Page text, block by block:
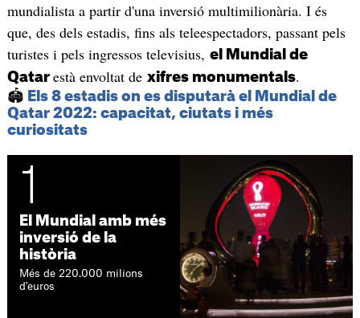
mundialista a partir d'una inversió multimilionària. I és
que, des dels estadis, fins als teleespectadors, passant pels
turistes i pels ingressos televisius, el Mundial de
Qatar està envoltat de xifres monumentals.
🏟️ Els 8 estadis on es disputarà el Mundial de
Qatar 2022: capacitat, ciutats i més
curiositats
1
El Mundial amb més
inversió de la
història
Més de 220.000 milions
d'euros